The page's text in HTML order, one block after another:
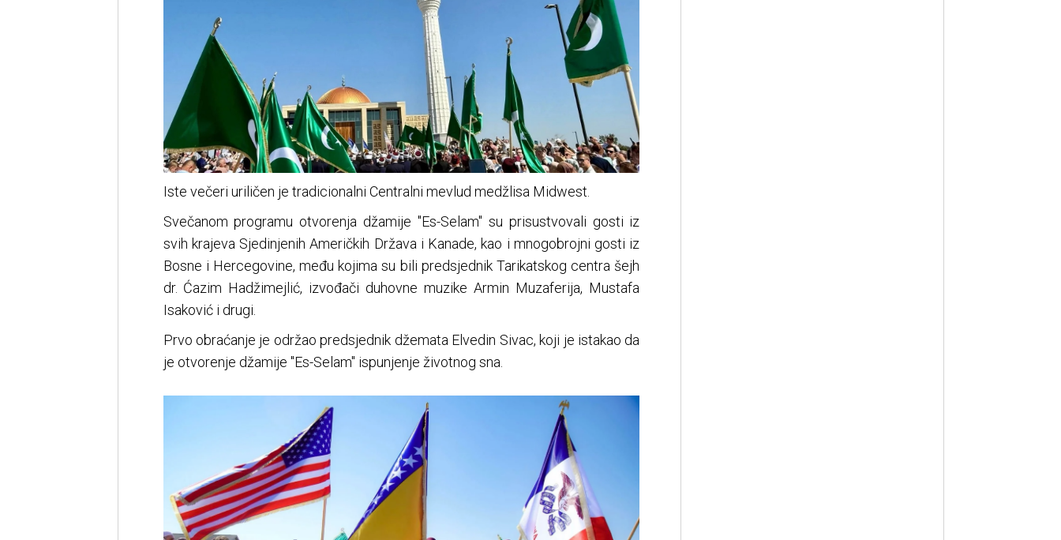
Iste večeri uriličen je tradicionalni Centralni mevlud medžlisa Midwest.
Svečanom programu otvorenja džamije "Es-Selam" su prisustvovali gosti iz
svih krajeva Sjedinjenih Američkih Država i Kanade, kao i mnogobrojni gosti iz
Bosne i Hercegovine, među kojima su bili predsjednik Tarikatskog centra šejh
dr. Ćazim Hadžimejlić, izvođači duhovne muzike Armin Muzaferija, Mustafa
Isaković i drugi.
Prvo obraćanje je održao predsjednik džemata Elvedin Sivac, koji je istakao da
je otvorenje džamije "Es-Selam" ispunjenje životnog sna.